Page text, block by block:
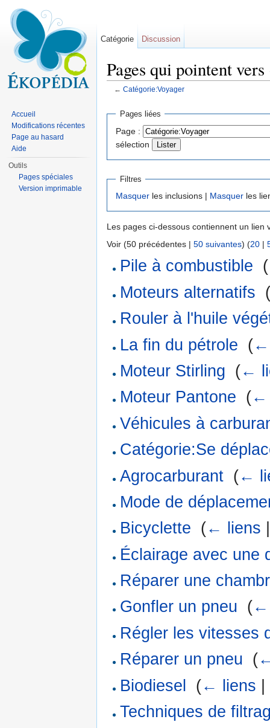
Pages qui pointent
← Catégorie:Voyager
Pages liées
Page :
sélection
Filtres
Masquer les inclusions | Masquer les
Les pages ci-dessous contiennent un lien
Voir (50 précédentes | 50 suivantes) (20 |
Pile à combustible (
Moteurs alternatifs
Rouler à l'huile
La fin du pétrole (←
Moteur Stirling (←
Moteur Pantone (←
Véhicules à
Catégorie:Se
Agrocarburant (←
Mode de
Bicyclette (← liens
Éclairage avec une
Réparer une
Gonfler un pneu (←
Régler les vitesses
Réparer un pneu (
Biodiesel
(← liens
Techniques de
Catégorie Discussion
Accueil
Modifications récentes
Page au hasard
Aide
Outils
Pages spéciales
Version imprimable